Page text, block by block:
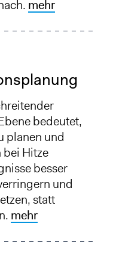
mehr
bedeutet,
planen und
bei Hitze
besser
und
statt
mehr